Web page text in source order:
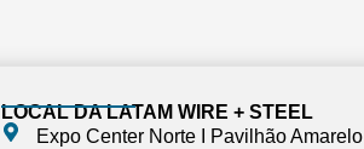
LOCAL DA LATAM WIRE + STEEL
Expo Center Norte I Pavilhão Amarelo